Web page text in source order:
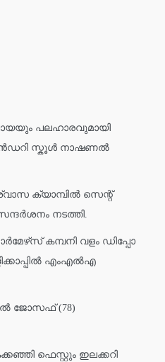
പലഹാരവുമായി
സ്കൂൾ നാഷണൽ
ക്യാമ്പിൽ സെന്റ്
നടത്തി.
കമ്പനി വളം ഡിപ്പോ
എംഎൽഎ
ജോസഫ് (78)
ഫെസ്റ്റും ഇലക്കറി